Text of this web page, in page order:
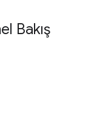
Bakış